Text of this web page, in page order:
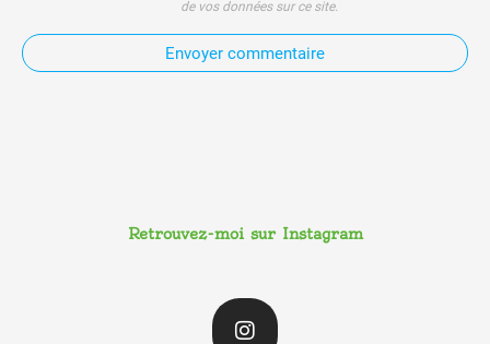
de vos données sur ce site.
Envoyer commentaire
Retrouvez-moi sur Instagram
n
s